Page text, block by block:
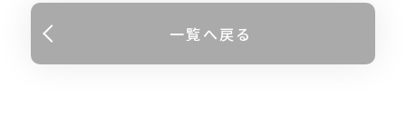
一覧へ戻る